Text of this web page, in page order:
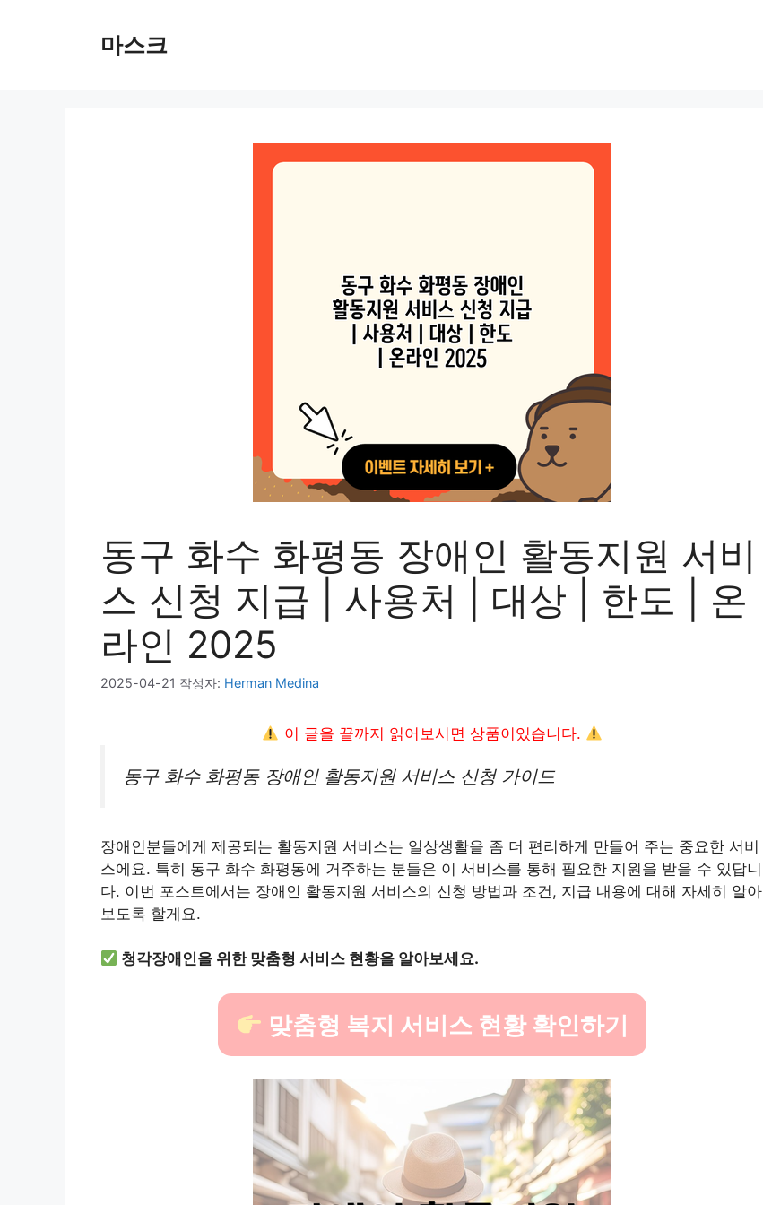
마스크
동구 화수 화평동 장애인 활동지원 서비
스 신청 지급 | 사용처 | 대상 | 한도 | 온
라인 2025
2025-04-21 작성자: Herman Medina
이 글을 끝까지 읽어보시면 상품이있습니다.
동구 화수 화평동 장애인 활동지원 서비스 신청 가이드
장애인분들에게 제공되는 활동지원 서비스는 일상생활을 좀 더 편리하게 만들어 주는 중요한 서비
스에요. 특히 동구 화수 화평동에 거주하는 분들은 이 서비스를 통해 필요한 지원을 받을 수 있답니
다. 이번 포스트에서는 장애인 활동지원 서비스의 신청 방법과 조건, 지급 내용에 대해 자세히 알아
보도록 할게요.
청각장애인을 위한 맞춤형 서비스 현황을 알아보세요.
맞춤형 복지 서비스 현황 확인하기